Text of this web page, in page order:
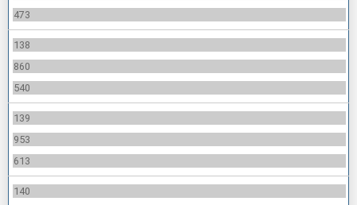
473
138
860
540
139
953
613
140